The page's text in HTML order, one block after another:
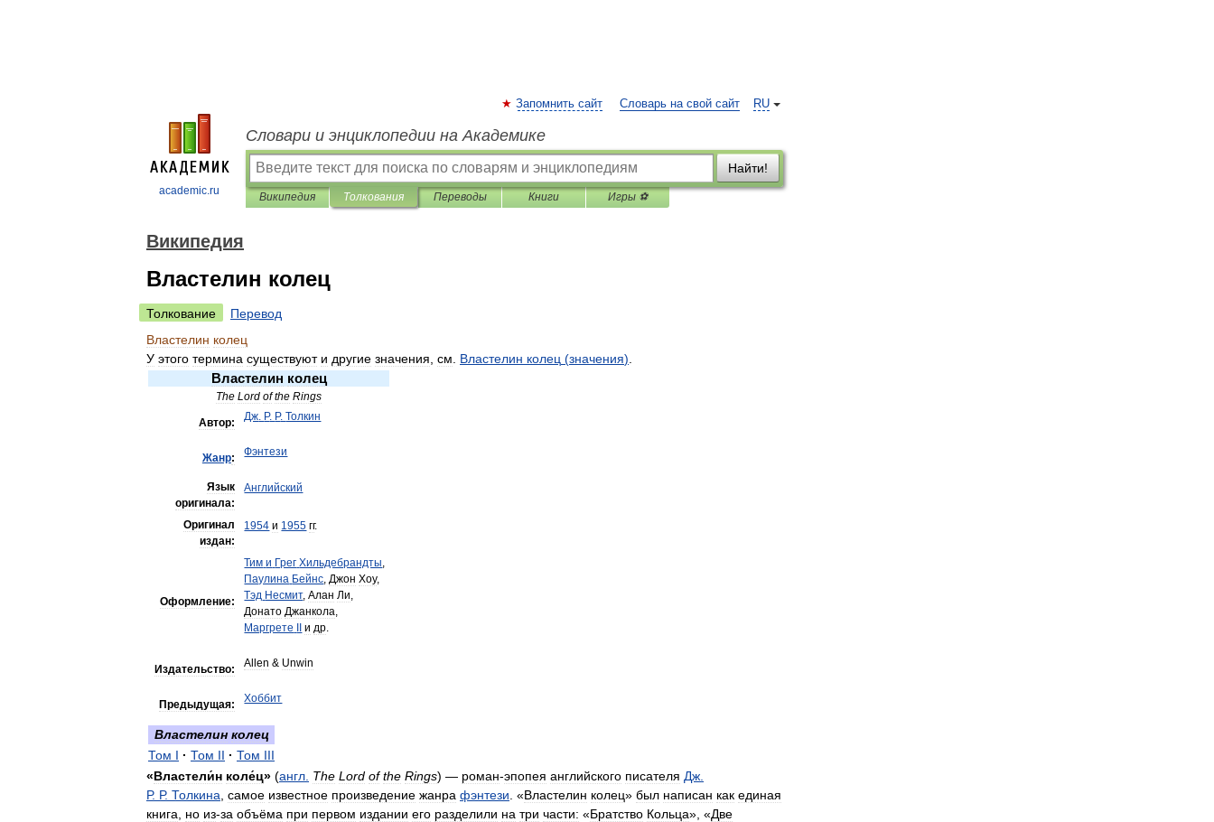
academic.ru
RU
Запомнить сайт Словарь на свой сайт
Словари и энциклопедии на Академике
Найти!
Википедия Толкования Переводы Книги Игры ⚽
Википедия
Властелин колец
Толкование
Перевод
Властелин колец
У этого термина существуют и другие значения см Властелин колец (значения)
Властелин колец
The Lord of the Rings
Автор: Дж. Р. Р.Толкин
Жанр: Фэнтези
Язык
оригинала:
Английский
Оригинал
издан:
1954 и 1955 гг.
Оформление:
Тим и Грег Хильдебрандты,
Паулина Бейнс,Джон Хоу,
Тэд Несмит,Алан Ли,
Донато Джанкола,
Маргрете
и др.
Издательство: Allen & Unwin
Предыдущая: Хоббит
Властелин колец
Том I · Том II · Том III
«Властели́н коле́ц» (англ The Lord of the Rings) — роман-эпопея английского писателя Дж
Р. Р. Толкина самое известное произведение жанра фэнтези . «Властелин колец» был написан как единая
книга
но из-за объёма при первом издании его разделили на три части: «Братство Кольца», «Две